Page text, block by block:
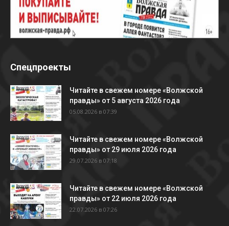
Спецпроекты
Читайте в свежем номере «Волжской
правды» от 5 августа 2026 года
05.08.2026 в 07:39
Читайте в свежем номере «Волжской
правды» от 29 июля 2026 года
29.07.2026 в 07:18
Читайте в свежем номере «Волжской
правды» от 22 июля 2026 года
22.07.2026 в 07:26